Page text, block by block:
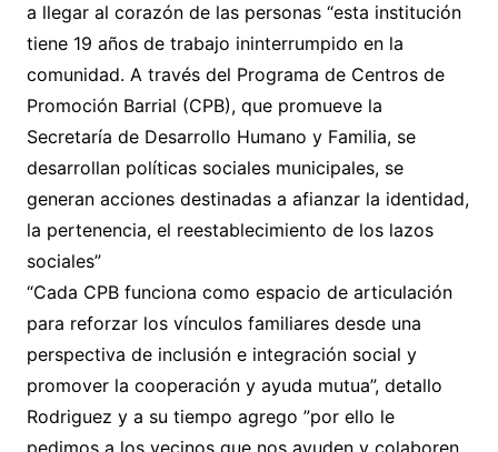
a llegar al corazón de las personas “esta institución
tiene 19 años de trabajo ininterrumpido en la
comunidad. A través del Programa de Centros de
Promoción Barrial (CPB), que promueve la
Secretaría de Desarrollo Humano y Familia, se
desarrollan políticas sociales municipales, se
generan acciones destinadas a afianzar la identidad,
la pertenencia, el reestablecimiento de los lazos
sociales”
“Cada CPB funciona como espacio de articulación
para reforzar los vínculos familiares desde una
perspectiva de inclusión e integración social y
promover la cooperación y ayuda mutua”, detallo
Rodriguez y a su tiempo agrego ”por ello le